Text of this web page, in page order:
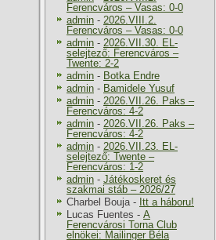
Ferencváros – Vasas: 0-0
admin - 2026.VIII.2.
Ferencváros – Vasas: 0-0
admin - 2026.VII.30. EL-
selejtező: Ferencváros –
Twente: 2-2
admin - Botka Endre
admin - Bamidele Yusuf
admin - 2026.VII.26. Paks –
Ferencváros: 4-2
admin - 2026.VII.26. Paks –
Ferencváros: 4-2
admin - 2026.VII.23. EL-
selejtező: Twente –
Ferencváros: 1-2
admin - Játékoskeret és
szakmai stáb – 2026/27
Charbel Bouja- Itt a háboru!
Lucas Fuentes - A
Ferencvárosi Torna Club
elnökei: Mailinger Béla